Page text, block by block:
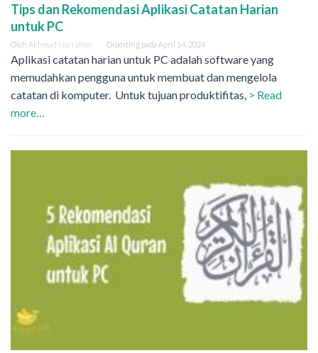
Tips dan Rekomendasi Aplikasi Catatan Harian
untuk PC
Oleh Akhmad Norrahim Diposting pada April 14, 2024
Aplikasi catatan harian untuk PC adalah software yang
memudahkan pengguna untuk membuat dan mengelola
catatan di komputer. Untuk tujuan produktifitas, > Read
more…